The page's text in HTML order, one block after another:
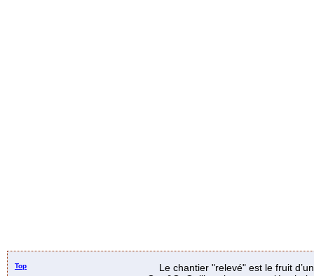
Top
Le chantier "relevé" est le fruit